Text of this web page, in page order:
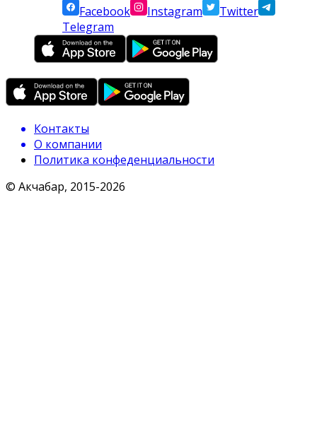
Facebook
Instagram
Twitter
Telegram
Контакты
О компании
Политика конфеденциальности
© Акчабар, 2015-2026